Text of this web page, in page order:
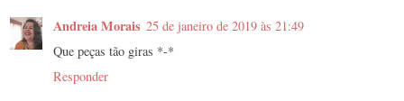
Andreia Morais 25 de janeiro de 2019 às 21:49
Que peças tão giras *-*
Responder